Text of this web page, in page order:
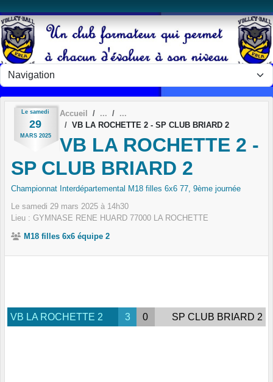
Le samedi
29
MARS 2025
Accueil
VB LA ROCHETTE 2 - SP CLUB BRIARD 2
VB LA ROCHETTE 2 -
SP CLUB BRIARD 2
Championnat Interdépartemental M18 filles 6x6 77, 9ème journée
Le samedi 29 mars 2025 à 14h30
Lieu : GYMNASE RENE HUARD 77000 LA ROCHETTE
M18 filles 6x6 équipe 2
VB LA ROCHETTE 2 3 0 SP CLUB BRIARD 2